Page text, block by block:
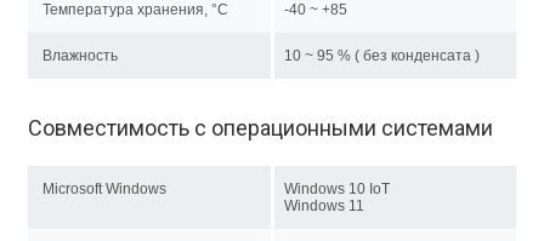
Температура хранения, °C -40 ~ +85
Влажность 10 ~ 95 % ( без конденсата )
Совместимость с операционными системами
Microsoft Windows
Windows 10 IoT
Windows 11